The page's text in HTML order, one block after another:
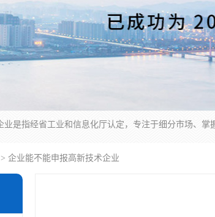
> 企业能不能申报高新技术企业